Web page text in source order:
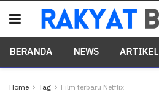
BERANDA NEWS ARTIKEL
Home Tag Film terbaru Netflix